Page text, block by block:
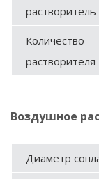
растворитель
Количество
растворителя
Воздушное
Диаметр